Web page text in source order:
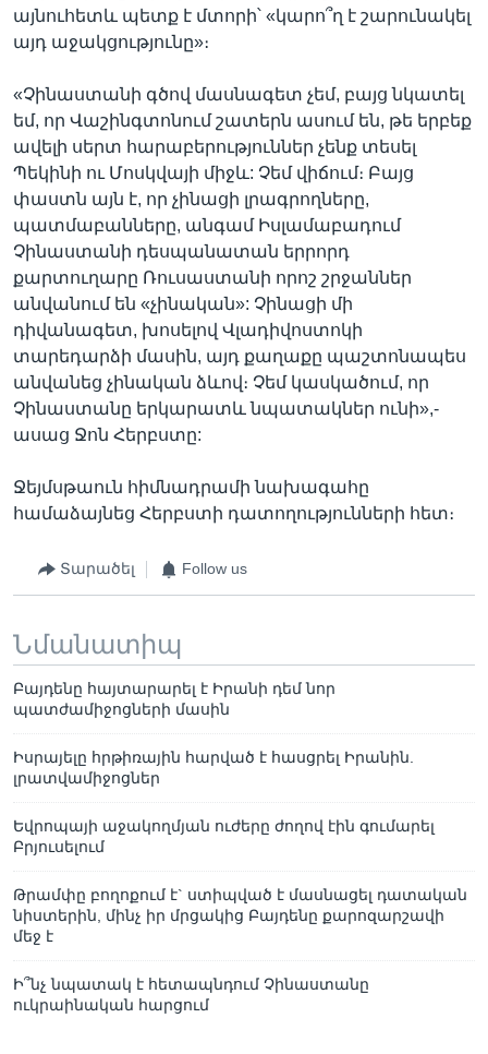
այնուհետև պետք է մտորի՝ «կարո՞ղ է շարունակել
այդ աջակցությունը»։
«Չինաստանի գծով մասնագետ չեմ, բայց նկատել
եմ, որ Վաշինգտոնում շատերն ասում են, թե երբեք
ավելի սերտ հարաբերություններ չենք տեսել
Պեկինի ու Մոսկվայի միջև: Չեմ վիճում։ Բայց
փաստն այն է, որ չինացի լրագրողները,
պատմաբանները, անգամ Իսլամաբադում
Չինաստանի դեսպանատան երրորդ
քարտուղարը Ռուսաստանի որոշ շրջաններ
անվանում են «չինական»: Չինացի մի
դիվանագետ, խոսելով Վլադիվոստոկի
տարեդարձի մասին, այդ քաղաքը պաշտոնապես
անվանեց չինական ձևով։ Չեմ կասկածում, որ
Չինաստանը երկարատև նպատակներ ունի»,-
ասաց Ջոն Հերբստը:
Ջեյմսթաուն հիմնադրամի նախագահը
համաձայնեց Հերբստի դատողությունների հետ։
Տարածել Follow us
Նմանատիպ
Բայդենը հայտարարել է Իրանի դեմ նոր
պատժամիջոցների մասին
Իսրայելը հրթիռային հարված է հասցրել Իրանին.
լրատվամիջոցներ
Եվրոպայի աջակողմյան ուժերը ժողով էին գումարել
Բրյուսելում
Թրամփը բողոքում է` ստիպված է մասնացել դատական
նիստերին, մինչ իր մրցակից Բայդենը քարոզարշավի
մեջ է
Ի՞նչ նպատակ է հետապնդում Չինաստանը
ուկրաինական հարցում